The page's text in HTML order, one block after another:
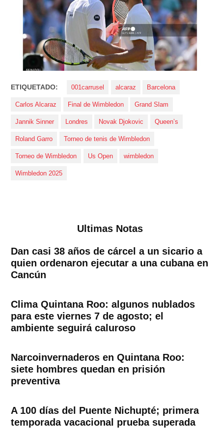
ETIQUETADO: 001carrusel alcaraz Barcelona
Carlos Alcaraz Final de Wimbledon Grand Slam
Jannik Sinner Londres Novak Djokovic Queen’s
Roland Garro Torneo de tenis de Wimbledon
Torneo de Wimbledon Us Open wimbledon
Wimbledon 2025
Ultimas Notas
Dan casi 38 años de cárcel a un sicario a
quien ordenaron ejecutar a una cubana en
Cancún
Clima Quintana Roo: algunos nublados
para este viernes 7 de agosto; el
ambiente seguirá caluroso
Narcoinvernaderos en Quintana Roo:
siete hombres quedan en prisión
preventiva
A 100 días del Puente Nichupté; primera
temporada vacacional prueba superada